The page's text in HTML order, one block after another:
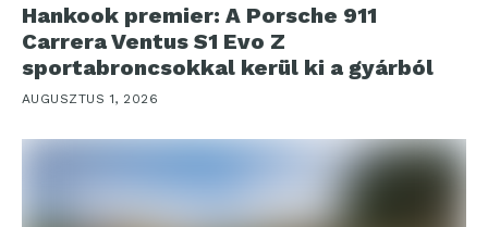
Hankook premier: A Porsche 911
Carrera Ventus S1 Evo Z
sportabroncsokkal kerül ki a gyárból
AUGUSZTUS 1, 2026